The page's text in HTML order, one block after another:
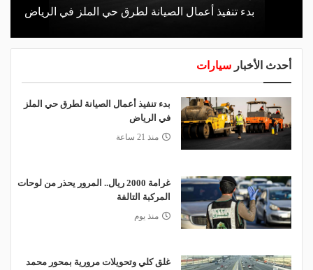
بدء تنفيذ أعمال الصيانة لطرق حي الملز في الرياض
أحدث الأخبار سيارات
بدء تنفيذ أعمال الصيانة لطرق حي الملز
في الرياض
منذ 21 ساعة
غرامة 2000 ريال.. المرور يحذر من لوحات
المركبة التالفة
منذ يوم
غلق كلي وتحويلات مرورية بمحور محمد